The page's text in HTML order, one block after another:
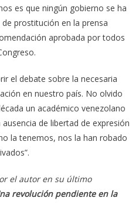
es que ningún gobierno se ha
prostitución en la prensa
aprobada por todos
el debate sobre la necesaria
en nuestro país. No olvido
un académico venezolano
de libertad de expresión
la tenemos, nos la han robado
el autor en su último
revolución pendiente en la